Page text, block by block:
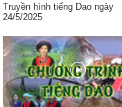
Truyền hình tiếng Dao ngày
24/5/2025